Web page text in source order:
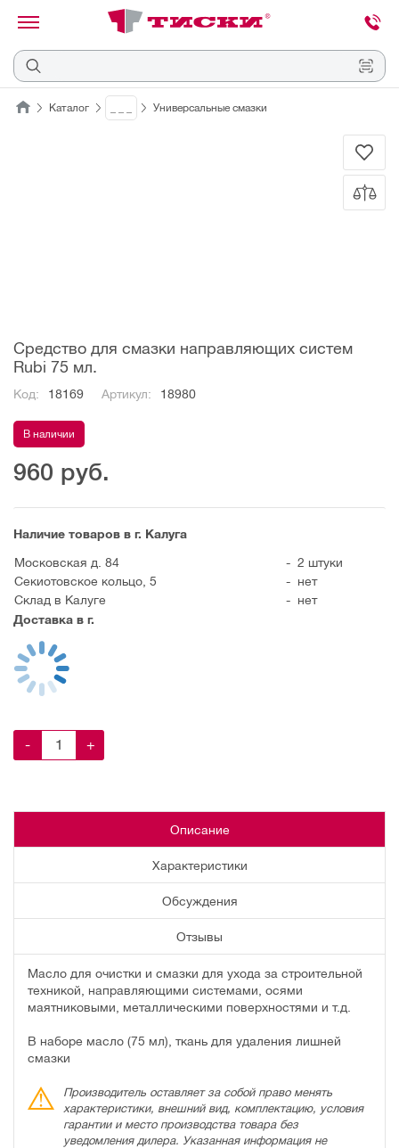
Отмена
Каталог Универсальные смазки
Средство для смазки направляющих систем
Rubi 75 мл.
Код: 18169 Артикул: 18980
В наличии
960 руб.
Наличие товаров в г. Калуга
Московская д. 84
- 2 штуки
Секиотовское кольцо, 5
- нет
Склад в Калуге
- нет
Доставка в г.
- +
Описание
Характеристики
Обсуждения
Отзывы
Масло для очистки и смазки для ухода за строительной
техникой, направляющими системами, осями
маятниковыми, металлическими поверхностями и т.д.
В наборе масло (75 мл), ткань для удаления лишней
смазки
Производитель оставляет за собой право менять
характеристики, внешний вид, комплектацию, условия
гарантии и место производства товара без
уведомления дилера. Указанная информация не